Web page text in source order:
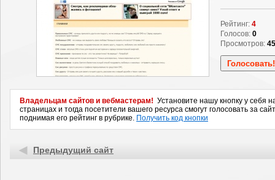
Рейтинг: 4
Голосов: 0
Просмотров:
Владельцам сайтов и вебмастерам! Установите нашу кнопку у себя
страницах и тогда посетители вашего ресурса смогут голосовать за
поднимая его рейтинг в рубрике. Получить код кнопки
Предыдущий сайт